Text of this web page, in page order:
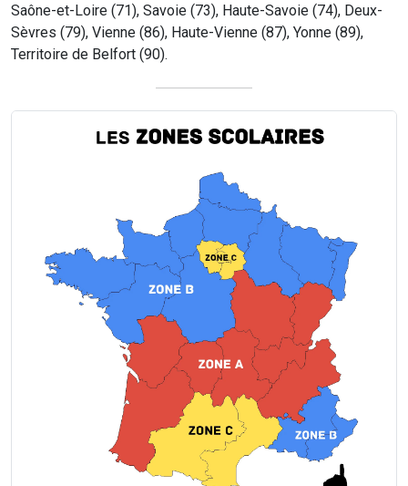
Saône-et-Loire (71), Savoie (73), Haute-Savoie (74), Deux-
Sèvres (79), Vienne (86), Haute-Vienne (87), Yonne (89),
Territoire de Belfort (90).